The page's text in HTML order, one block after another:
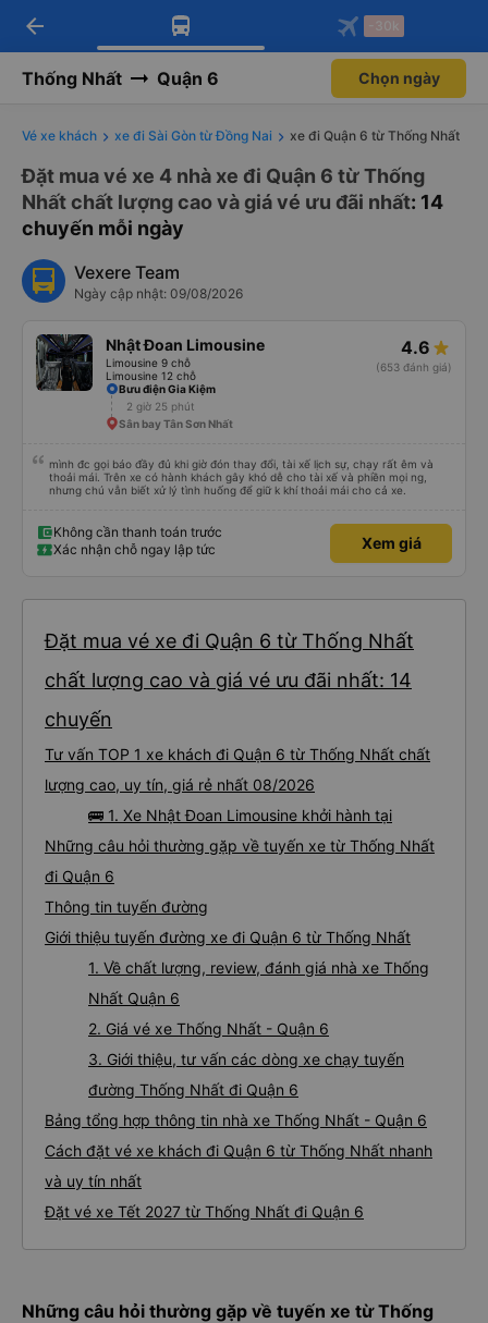
Tải app Vexere ngay!
Nhận ưu đãi thành viên độc
Mở app
Tải app Vexere
-30k/ghế khi đặt vé máy bay qua
Mở app
arrow_back -30k
Thống Nhất Quận 6 Chọn ngày
Vé xe khách xe đi Sài Gòn từ Đồng Nai xe đi Quận 6 từ Thống Nhất
Đặt mua vé xe 4 nhà xe đi Quận 6 từ Thống
Nhất chất lượng cao và giá vé ưu đãi nhất: 14
chuyến mỗi ngày
Vexere Team
Ngày cập nhật: 09/08/2026
Nhật Đoan Limousine
Limousine 9 chỗ
Limousine 12 chỗ
4.6
(653 đánh giá)
Bưu điện Gia Kiệm
2 giờ 25 phút
Sân bay Tân Sơn Nhất
mình đc gọi báo đầy đủ khi giờ đón thay đổi, tài xế lịch sự, chạy rất êm và
thoải mái. Trên xe có hành khách gây khó dễ cho tài xế và phiền mọi ng,
nhưng chú vẫn biết xử lý tình huống để giữ k khí thoải mái cho cả xe.
Không cần thanh toán trước
Xác nhận chỗ ngay lập tức
Xem giá
Đặt mua vé xe đi Quận 6 từ Thống Nhất
chất lượng cao và giá vé ưu đãi nhất: 14
chuyến
Tư vấn TOP 1 xe khách đi Quận 6 từ Thống Nhất chất
lượng cao, uy tín, giá rẻ nhất 08/2026
🚌 1. Xe Nhật Đoan Limousine khởi hành tại
Những câu hỏi thường gặp về tuyến xe từ Thống Nhất
đi Quận 6
Thông tin tuyến đường
Giới thiệu tuyến đường xe đi Quận 6 từ Thống Nhất
1. Về chất lượng, review, đánh giá nhà xe Thống
Nhất Quận 6
2. Giá vé xe Thống Nhất - Quận 6
3. Giới thiệu, tư vấn các dòng xe chạy tuyến
đường Thống Nhất đi Quận 6
Bảng tổng hợp thông tin nhà xe Thống Nhất - Quận 6
Cách đặt vé xe khách đi Quận 6 từ Thống Nhất nhanh
và uy tín nhất
Đặt vé xe Tết 2027 từ Thống Nhất đi Quận 6
Những câu hỏi thường gặp về tuyến xe từ Thống